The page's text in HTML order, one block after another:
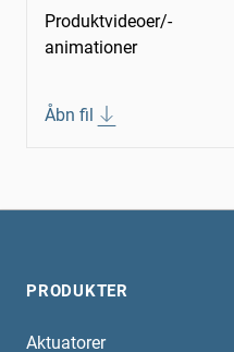
Produktvideoer/-
animationer
Åbn fil
PRODUKTER
Aktuatorer